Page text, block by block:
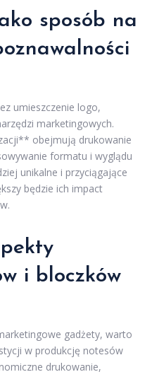
sposób na
umieszczenie logo,
marketingowych.
obejmują drukowanie
formatu i wyglądu
unikalne i przyciągające
będzie ich impact
i bloczków
gadżety, warto
w produkcję notesów
drukowanie,